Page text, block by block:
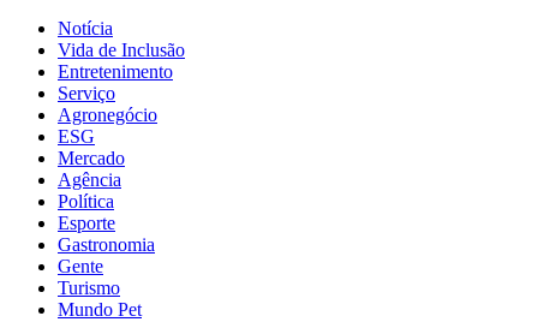
Notícia
Vida de Inclusão
Entretenimento
Serviço
Agronegócio
ESG
Mercado
Agência
Política
Esporte
Gastronomia
Gente
Turismo
Mundo Pet